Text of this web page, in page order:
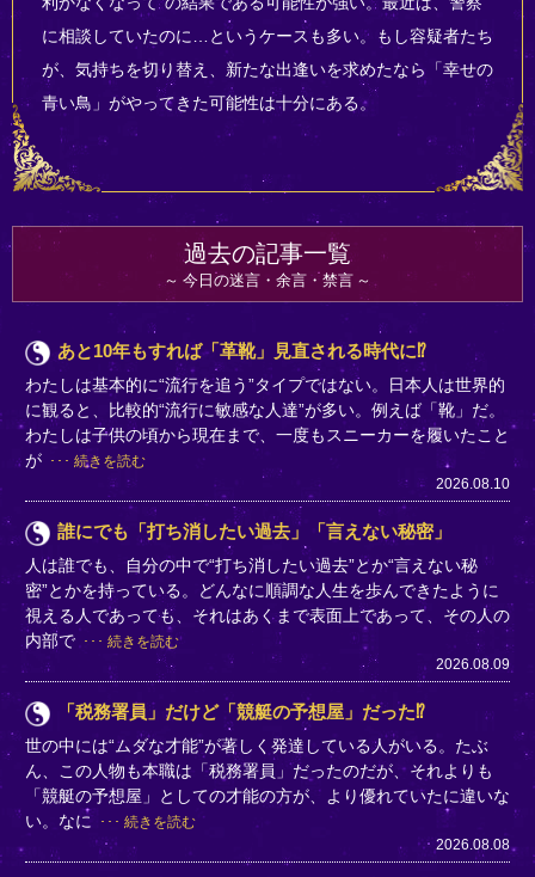
に相談していたのに…というケースも多い。もし容疑者たち
が、気持ちを切り替え、新たな出逢いを求めたなら「幸せの
青い鳥」がやってきた可能性は十分にある。
過去の記事一覧
今日の迷言・余言・禁言
あと10年もすれば「革靴」見直される時代に⁉
わたしは基本的に“流行を追う”タイプではない。日本人は世界的
に観ると、比較的“流行に敏感な人達”が多い。例えば「靴」だ。
わたしは子供の頃から現在まで、一度もスニーカーを履いたこと
が
続きを読む
2026.08.10
誰にでも「打ち消したい過去」「言えない秘密」
人は誰でも、自分の中で“打ち消したい過去”とか“言えない秘
密”とかを持っている。どんなに順調な人生を歩んできたように
視える人であっても、それはあくまで表面上であって、その人の
内部で
続きを読む
2026.08.09
「税務署員」だけど「競艇の予想屋」だった⁉
世の中には“ムダな才能”が著しく発達している人がいる。たぶ
ん、この人物も本職は「税務署員」だったのだが、それよりも
「競艇の予想屋」としての才能の方が、より優れていたに違いな
い。なに
続きを読む
2026.08.08